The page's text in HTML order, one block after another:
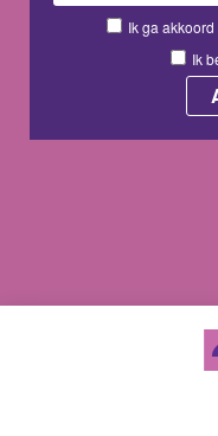
Ik ga akkoord
Ik